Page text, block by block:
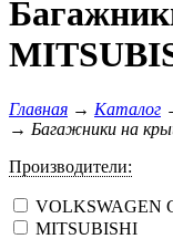
Главная → Каталог
→ Багажники на
Производители:
VOLKSWAGEN
MITSUBISHI